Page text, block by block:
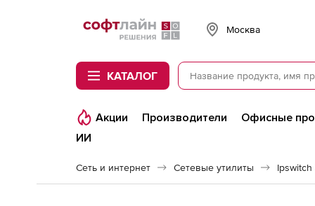
Softline
Москва
КАТАЛОГ
Акции Производители Офисные
ИИ
Сеть и интернет Сетевые утилиты Ipswitch